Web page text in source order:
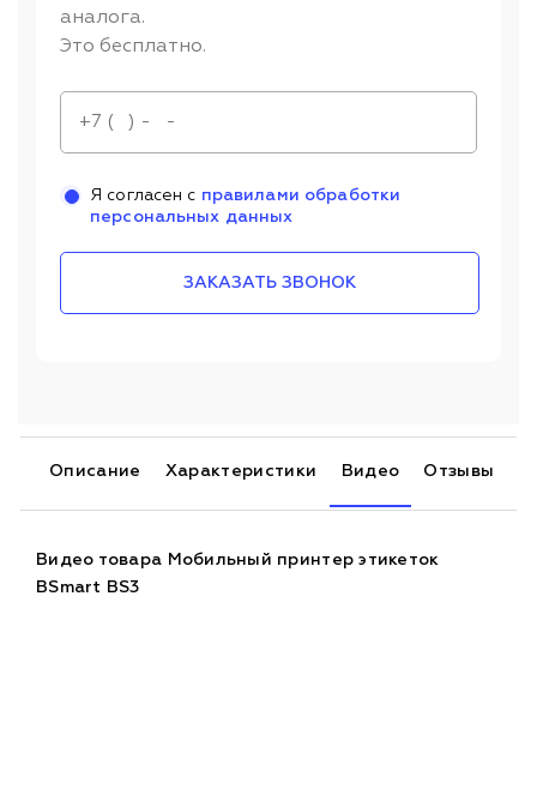
аналога.
Это бесплатно.
Я согласен с правилами обработки
персональных данных
ЗАКАЗАТЬ ЗВОНОК
Описание Характеристики Видео Отзывы
Видео товара Мобильный принтер этикеток
BSmart BS3